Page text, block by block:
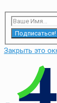
Подписаться!
Закрыть это